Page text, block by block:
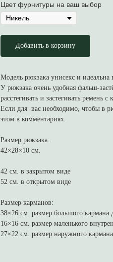
Цвет фурнитуры на ваш выбор
Добавить в корзину
Модель рюкзака унисекс и
У рюкзака очень удобная фальш-
расстегивать и застегивать ремень
Если для вас необходимо, чтобы в
этом в комментариях.
Размер рюкзака:
42×28×10 см.
42 см. в закрытом виде
52 см. в открытом виде
Размер карманов:
38×26 см. размер большого кармана
16×16 см. размер маленького
27×22 см. размер наружного кармана